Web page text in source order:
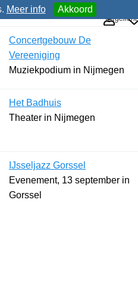
Meer info Akkoord
Uitgelicht
Concertgebouw De
Vereeniging
Muziekpodium in Nijmegen
Het Badhuis
Theater in Nijmegen
IJsseljazz Gorssel
Evenement, 13 september in
Gorssel